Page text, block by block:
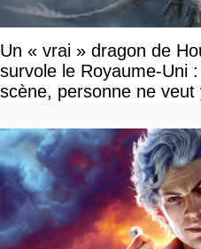
Un « vrai » dragon de
survole le Royaume-Uni
scène, personne ne veut